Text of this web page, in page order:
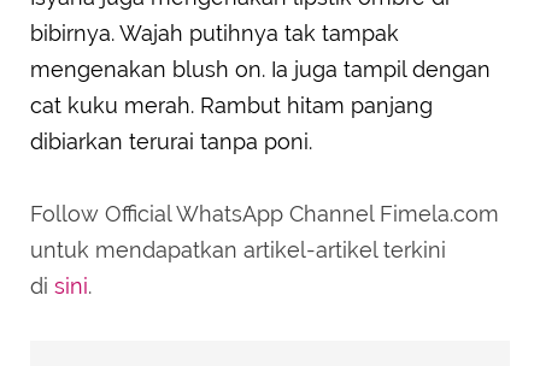
bibirnya. Wajah putihnya tak tampak
mengenakan blush on. Ia juga tampil dengan
cat kuku merah. Rambut hitam panjang
dibiarkan terurai tanpa poni.
Follow Official WhatsApp Channel Fimela.com
untuk mendapatkan artikel-artikel terkini
di sini.